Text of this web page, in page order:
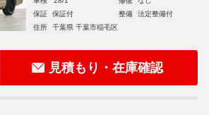
保証
保証付 整備
法定整備付
住所
千葉県 千葉市稲毛区
見積もり・在庫確認